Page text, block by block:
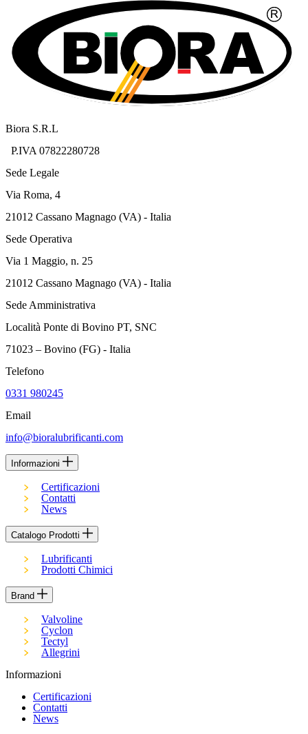
Biora S.R.L
P.IVA 07822280728
Sede Legale
Via Roma, 4
21012 Cassano Magnago (VA) - Italia
Sede Operativa
Via 1 Maggio, n. 25
21012 Cassano Magnago (VA) - Italia
Sede Amministrativa
Località Ponte di Bovino PT, SNC
71023 – Bovino (FG) - Italia
Telefono
0331 980245
Email
info@bioralubrificanti.com
Informazioni
Certificazioni
Contatti
News
Catalogo Prodotti
Lubrificanti
Prodotti Chimici
Brand
Valvoline
Cyclon
Tectyl
Allegrini
Informazioni
Certificazioni
Contatti
News